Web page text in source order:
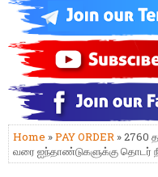
Home »PAY ORDER » 2760
வரை ஐந்தாண்டுகளுக்கு தொடர்